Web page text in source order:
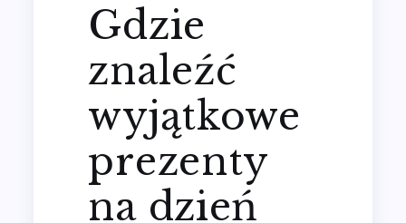
Gdzie
znaleźć
wyjątkowe
prezenty
na dzień